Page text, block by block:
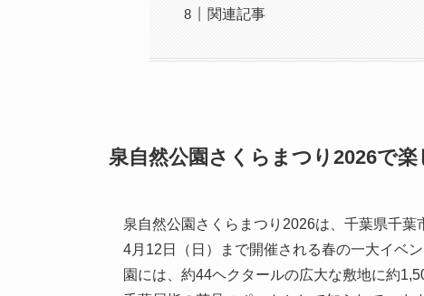
関連記事
泉自然公園さくらまつり2026で
泉自然公園さくらまつり2026は、千葉県千
4月12日（日）まで開催される春の一大イベ
園には、約44ヘクタールの広大な敷地に約